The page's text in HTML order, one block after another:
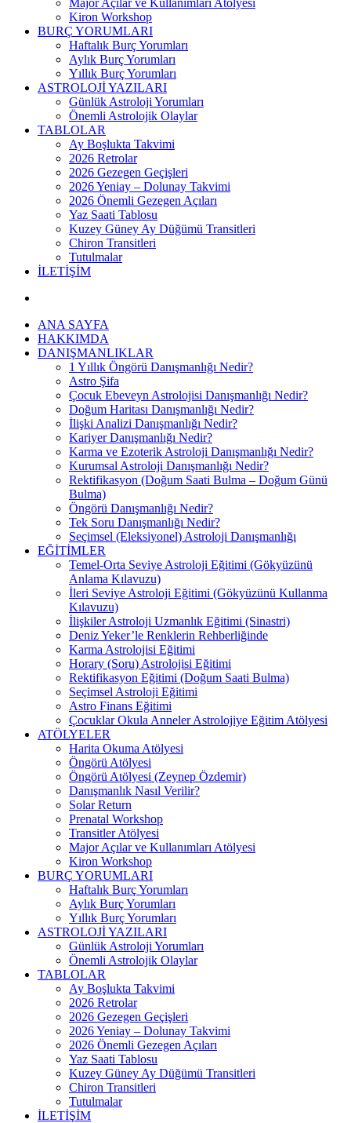
Major Açılar ve Kullanımları Atölyesi
Kiron Workshop
BURÇ YORUMLARI
Haftalık Burç Yorumları
Aylık Burç Yorumları
Yıllık Burç Yorumları
ASTROLOJİ YAZILARI
Günlük Astroloji Yorumları
Önemli Astrolojik Olaylar
TABLOLAR
Ay Boşlukta Takvimi
2026 Retrolar
2026 Gezegen Geçişleri
2026 Yeniay – Dolunay Takvimi
2026 Önemli Gezegen Açıları
Yaz Saati Tablosu
Kuzey Güney Ay Düğümü Transitleri
Chiron Transitleri
Tutulmalar
İLETİŞİM
ANA SAYFA
HAKKIMDA
DANIŞMANLIKLAR
1 Yıllık Öngörü Danışmanlığı Nedir?
Astro Şifa
Çocuk Ebeveyn Astrolojisi Danışmanlığı Nedir?
Doğum Haritası Danışmanlığı Nedir?
İlişki Analizi Danışmanlığı Nedir?
Kariyer Danışmanlığı Nedir?
Karma ve Ezoterik Astroloji Danışmanlığı Nedir?
Kurumsal Astroloji Danışmanlığı Nedir?
Rektifikasyon (Doğum Saati Bulma – Doğum Günü
Bulma)
Öngörü Danışmanlığı Nedir?
Tek Soru Danışmanlığı Nedir?
Seçimsel (Eleksiyonel) Astroloji Danışmanlığı
EĞİTİMLER
Temel-Orta Seviye Astroloji Eğitimi (Gökyüzünü
Anlama Kılavuzu)
İleri Seviye Astroloji Eğitimi (Gökyüzünü Kullanma
Kılavuzu)
İlişkiler Astroloji Uzmanlık Eğitimi (Sinastri)
Deniz Yeker’le Renklerin Rehberliğinde
Karma Astrolojisi Eğitimi
Horary (Soru) Astrolojisi Eğitimi
Rektifikasyon Eğitimi (Doğum Saati Bulma)
Seçimsel Astroloji Eğitimi
Astro Finans Eğitimi
Çocuklar Okula Anneler Astrolojiye Eğitim Atölyesi
ATÖLYELER
Harita Okuma Atölyesi
Öngörü Atölyesi
Öngörü Atölyesi (Zeynep Özdemir)
Danışmanlık Nasıl Verilir?
Solar Return
Prenatal Workshop
Transitler Atölyesi
Major Açılar ve Kullanımları Atölyesi
Kiron Workshop
BURÇ YORUMLARI
Haftalık Burç Yorumları
Aylık Burç Yorumları
Yıllık Burç Yorumları
ASTROLOJİ YAZILARI
Günlük Astroloji Yorumları
Önemli Astrolojik Olaylar
TABLOLAR
Ay Boşlukta Takvimi
2026 Retrolar
2026 Gezegen Geçişleri
2026 Yeniay – Dolunay Takvimi
2026 Önemli Gezegen Açıları
Yaz Saati Tablosu
Kuzey Güney Ay Düğümü Transitleri
Chiron Transitleri
Tutulmalar
İLETİŞİM